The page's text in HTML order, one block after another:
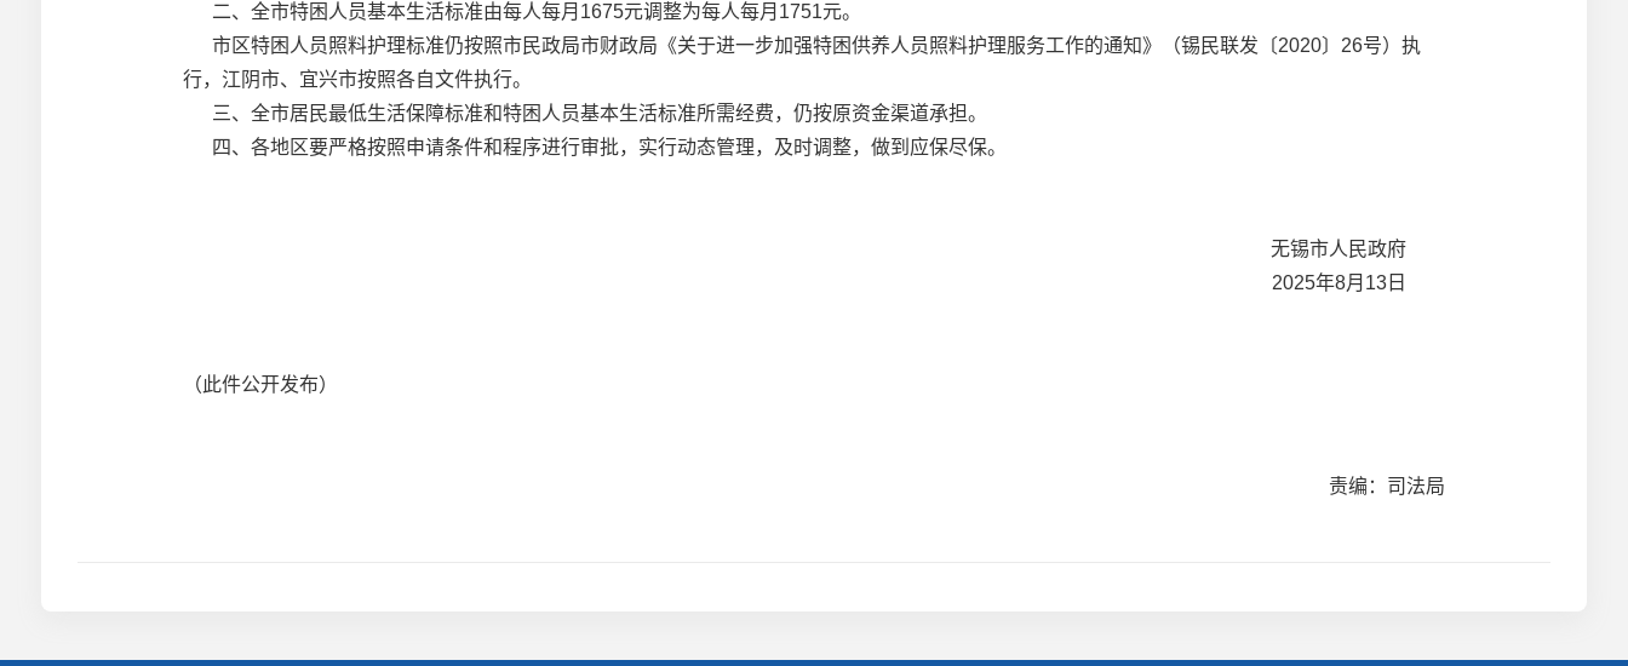
二、全市特困人员基本生活标准由每人每月1675元调整为每人每月1751元。
市区特困人员照料护理标准仍按照市民政局市财政局《关于进一步加强特困供养人员照料护理服务工作的通知》（锡民联发〔2020〕26号）执
行，江阴市、宜兴市按照各自文件执行。
三、全市居民最低生活保障标准和特困人员基本生活标准所需经费，仍按原资金渠道承担。
四、各地区要严格按照申请条件和程序进行审批，实行动态管理，及时调整，做到应保尽保。
无锡市人民政府
2025年8月13日
（此件公开发布）
责编：司法局